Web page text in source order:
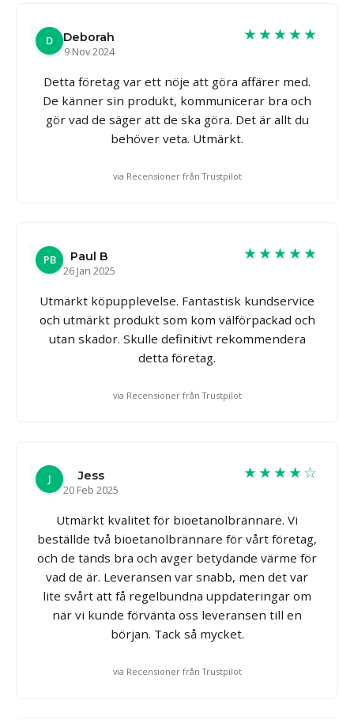
D
Deborah
9 Nov 2024
★★★★★
Detta företag var ett nöje att göra affärer med.
De känner sin produkt, kommunicerar bra och
gör vad de säger att de ska göra. Det är allt du
behöver veta. Utmärkt.
via Recensioner från Trustpilot
PB
Paul B
26 Jan 2025
★★★★★
Utmärkt köpupplevelse. Fantastisk kundservice
och utmärkt produkt som kom välförpackad och
utan skador. Skulle definitivt rekommendera
detta företag.
via Recensioner från Trustpilot
J
Jess
20 Feb 2025
★★★★☆
Utmärkt kvalitet för bioetanolbrännare. Vi
beställde två bioetanolbrännare för vårt företag,
och de tänds bra och avger betydande värme för
vad de är. Leveransen var snabb, men det var
lite svårt att få regelbundna uppdateringar om
när vi kunde förvänta oss leveransen till en
början. Tack så mycket.
via Recensioner från Trustpilot